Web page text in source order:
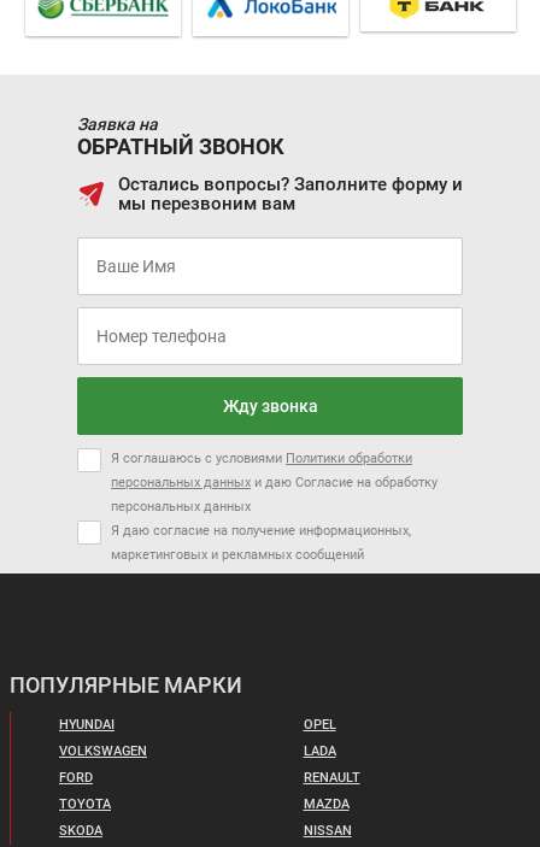
Заявка на
ОБРАТНЫЙ ЗВОНОК
Остались вопросы? Заполните форму и
мы перезвоним вам
Жду звонка
Я соглашаюсь с условиями Политики обработки
персональных данных и даю Согласие на обработку
персональных данных
Я даю согласие на получение информационных,
маркетинговых и рекламных сообщений
ПОПУЛЯРНЫЕ МАРКИ
HYUNDAI
VOLKSWAGEN
FORD
TOYOTA
SKODA
OPEL
LADA
RENAULT
MAZDA
NISSAN